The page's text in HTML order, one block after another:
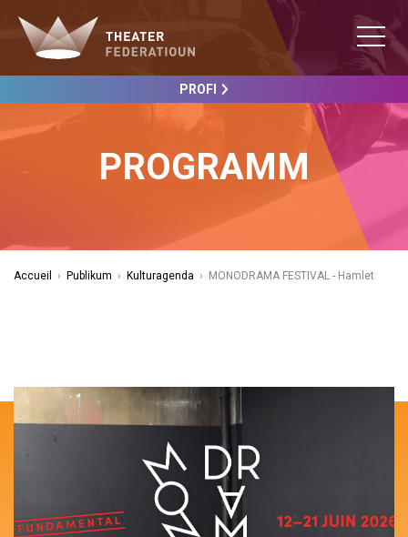
PROFI
PROGRAMM
Accueil › Publikum › Kulturagenda › MONODRAMA FESTIVAL - Hamlet